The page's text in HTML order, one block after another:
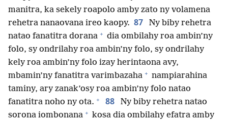
manitra, ka sekely roapolo amby zato ny volamena
rehetra nanaovana ireo kaopy. 87
Ny biby rehetra
natao fanatitra dorana + dia ombilahy roa ambin’ny
folo, sy ondrilahy roa ambin’ny folo, sy ondrilahy
kely roa ambin’ny folo izay herintaona avy,
mbamin’ny fanatitra varimbazaha + nampiarahina
taminy, ary zanak’osy roa ambin’ny folo natao
fanatitra noho ny ota. + 88
Ny biby rehetra natao
sorona iombonana + kosa dia ombilahy efatra amby